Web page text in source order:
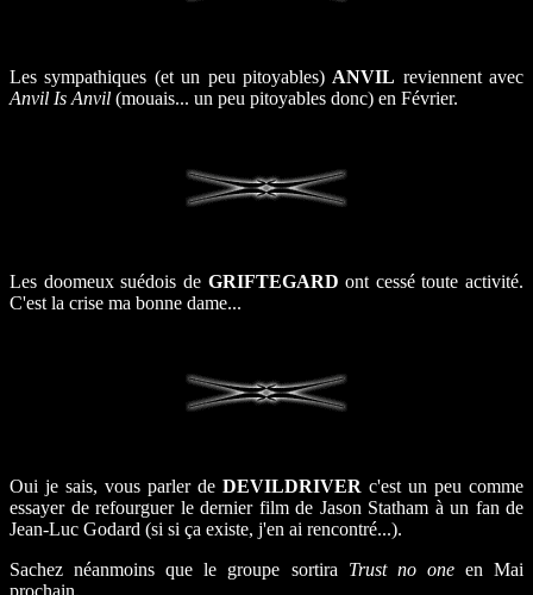
Les sympathiques (et un peu pitoyables) ANVIL reviennent avec
Anvil Is Anvil (mouais... un peu pitoyables donc) en Février.
Les doomeux suédois de GRIFTEGARD ont cessé toute activité.
C'est la crise ma bonne dame...
Oui je sais, vous parler de DEVILDRIVER c'est un peu comme
essayer de refourguer le dernier film de Jason Statham à un fan de
Jean-Luc Godard (si si ça existe, j'en ai rencontré...).
Sachez néanmoins que le groupe sortira Trust no oneen Mai
prochain.